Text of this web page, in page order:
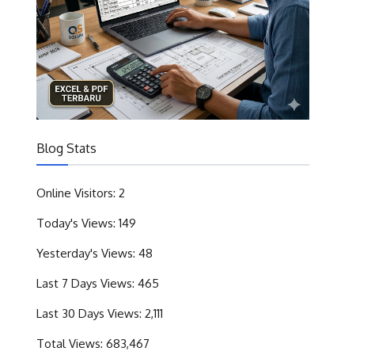
Blog Stats
Online Visitors: 2
Today's Views: 149
Yesterday's Views: 48
Last 7 Days Views: 465
Last 30 Days Views: 2,111
Total Views: 683,467